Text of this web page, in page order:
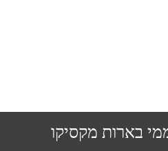
בארות מקסיקו